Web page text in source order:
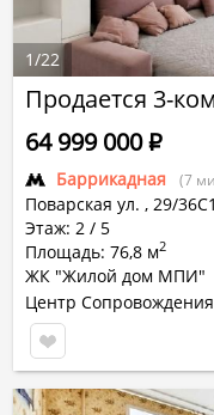
Продается 3-
Баррикадная (7
Поварская ул. , 29/36С1
Этаж: 2 / 5
Площадь: 76,8 м2
ЖК "Жилой дом МПИ"
64 999 000Р
Центр
1/22